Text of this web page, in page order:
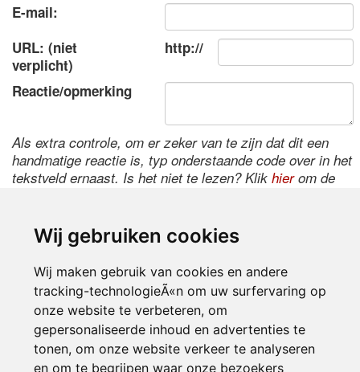
Wij gebruiken cookies
Wij maken gebruik van cookies en andere
tracking-technologieÃ«n om uw surfervaring op
onze website te verbeteren, om
gepersonaliseerde inhoud en advertenties te
tonen, om onze website verkeer te analyseren
en om te begrijpen waar onze bezoekers
E-mail:
URL: (niet
verplicht)
http://
Reactie/opmerking
Als extra controle, om er zeker van te zijn dat dit een
handmatige reactie is, typ onderstaande code over in het
tekstveld ernaast. Is het niet te lezen? Klik hierom de